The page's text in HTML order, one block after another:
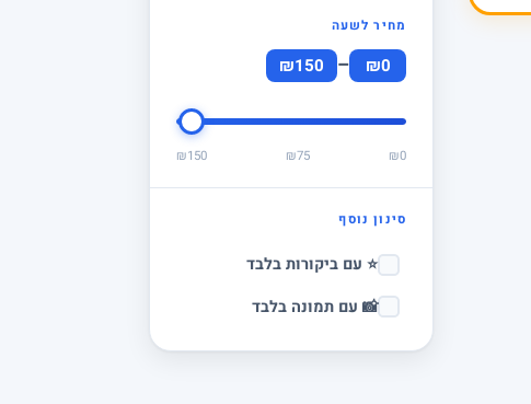
מחיר לשעה
₪0
–
₪150
₪0
₪75
₪150
סינון נוסף
⭐ עם ביקורות בלבד
📸 עם תמונה בלבד